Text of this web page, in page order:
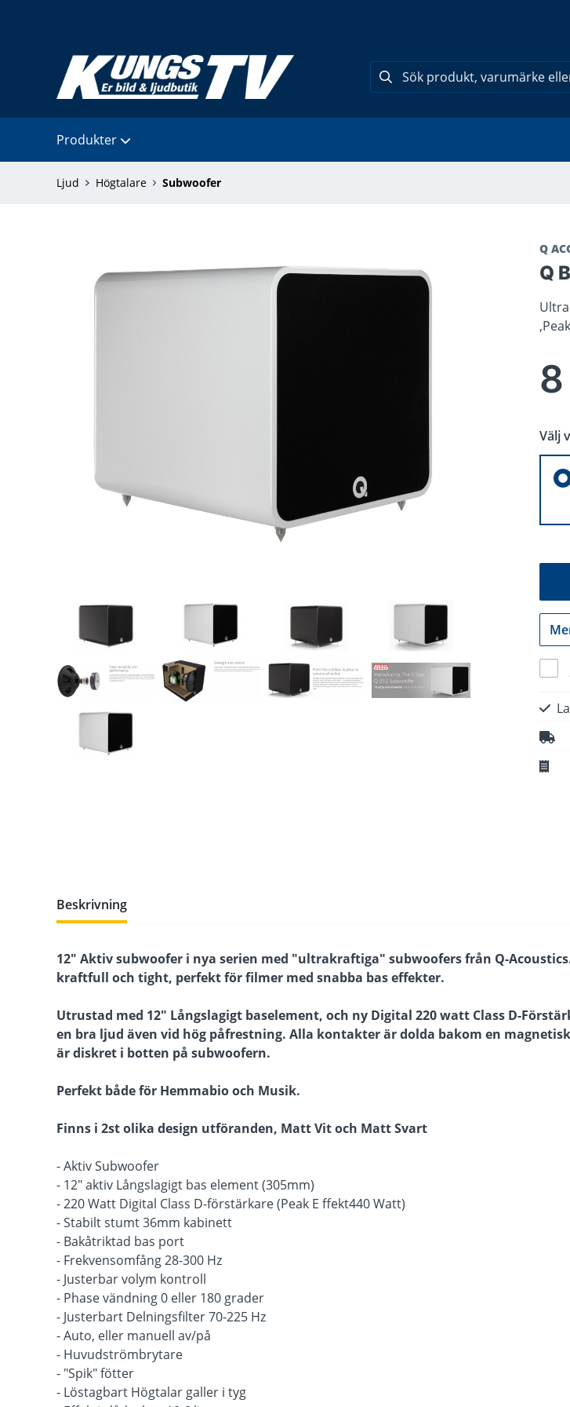
Produkter
Ljud Högtalare Subwoofer
Q
Q
Välj
Beskrivning
12" Aktiv subwoofer i nya serien med "ultrakraftiga" subwoofers från Q-
kraftfull och tight, perfekt för filmer med snabba bas effekter.
Utrustad med 12" Långslagigt baselement, och ny Digital 220 watt Class D-
en bra ljud även vid hög påfrestning. Alla kontakter är dolda bakom en
är diskret i botten på subwoofern.
Perfekt både för Hemmabio och Musik.
Finns i 2st olika design utföranden, Matt Vit och Matt Svart
- Aktiv Subwoofer
- 12" aktiv Långslagigt bas element (305mm)
- 220 Watt Digital Class D-förstärkare (Peak E ffekt440 Watt)
- Stabilt stumt 36mm kabinett
- Bakåtriktad bas port
- Frekvensomfång 28-300 Hz
- Justerbar volym kontroll
- Phase vändning 0 eller 180 grader
- Justerbart Delningsfilter 70-225 Hz
- Auto, eller manuell av/på
- Huvudströmbrytare
- "Spik" fötter
- Löstagbart Högtalar galler i tyg